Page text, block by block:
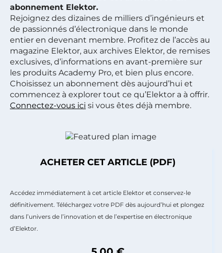
abonnement Elektor.
Rejoignez des dizaines de milliers d’ingénieurs et
de passionnés d’électronique dans le monde
entier en devenant membre. Profitez de l’accès au
magazine Elektor, aux archives Elektor, de remises
exclusives, d’informations en avant-première sur
les produits Academy Pro, et bien plus encore.
Choisissez un abonnement dès aujourd’hui et
commencez à explorer tout ce qu’Elektor a à offrir.
Connectez-vous ici si vous êtes déjà membre.
ACHETER CET ARTICLE (PDF)
Accédez immédiatement à cet article Elektor et conservez-le
définitivement. Téléchargez votre PDF dès aujourd’hui et plongez
dans l’univers de l’innovation et de l’expertise en électronique
d’Elektor.